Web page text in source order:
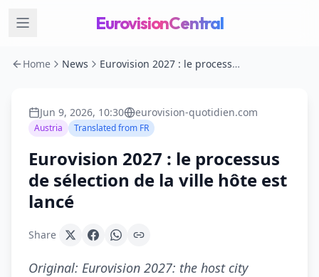
EurovisionCentral
Home News Eurovision 2027 : le processus de sélection de la ville hôte est lancé
Jun 9, 2026, 10:30 eurovision-quotidien.com
Austria Translated from FR
Eurovision 2027 : le processus
de sélection de la ville hôte est
lancé
Share
Original: Eurovision 2027: the host city